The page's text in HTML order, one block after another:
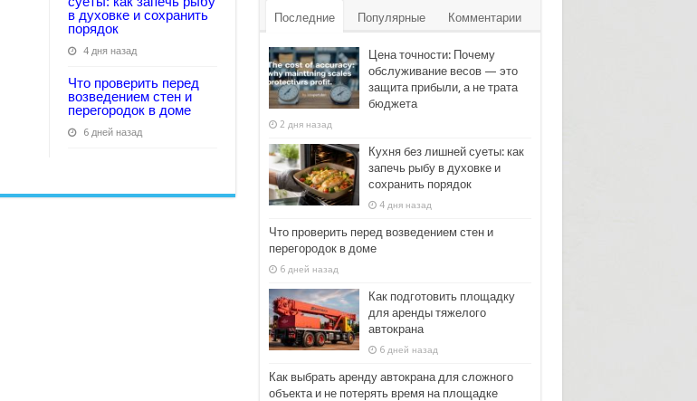
в духовке и сохранить
порядок
4 дня назад
Что проверить перед
возведением стен и
перегородок в доме
6 дней назад
Последние Популярные Комментарии
Цена точности: Почему
обслуживание весов — это
защита прибыли, а не трата
бюджета
2 дня назад
Кухня без лишней суеты: как
запечь рыбу в духовке и
сохранить порядок
4 дня назад
Что проверить перед возведением стен и
перегородок в доме
6 дней назад
Как подготовить площадку
для аренды тяжелого
автокрана
6 дней назад
Как выбрать аренду автокрана для сложного
объекта и не потерять время на площадке